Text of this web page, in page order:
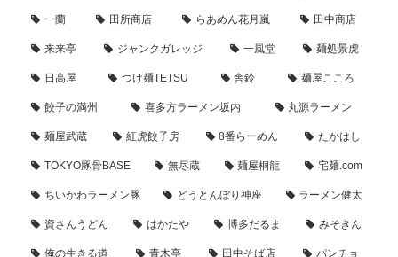
一蘭 田所商店 らあめん花月嵐 田中商店
来来亭 ジャンクガレッジ 一風堂 麺処景虎
日高屋 つけ麺TETSU 舎鈴 麺屋こころ
餃子の満州 喜多方ラーメン坂内 丸源ラーメン
麺屋武蔵 紅虎餃子房 8番らーめん たかはし
TOKYO豚骨BASE 無尽蔵 麺屋桐龍 宅麺.com
ちいかわラーメン豚 どうとんぼり神座 ラーメン健太
資さんうどん はかたや 博多だるま みそきん
俺の生きる道 青木亭 田中そば店 パンチョ